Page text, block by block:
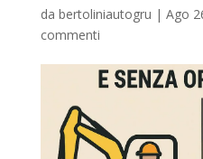
da bertoliniautogru | Ago
commenti